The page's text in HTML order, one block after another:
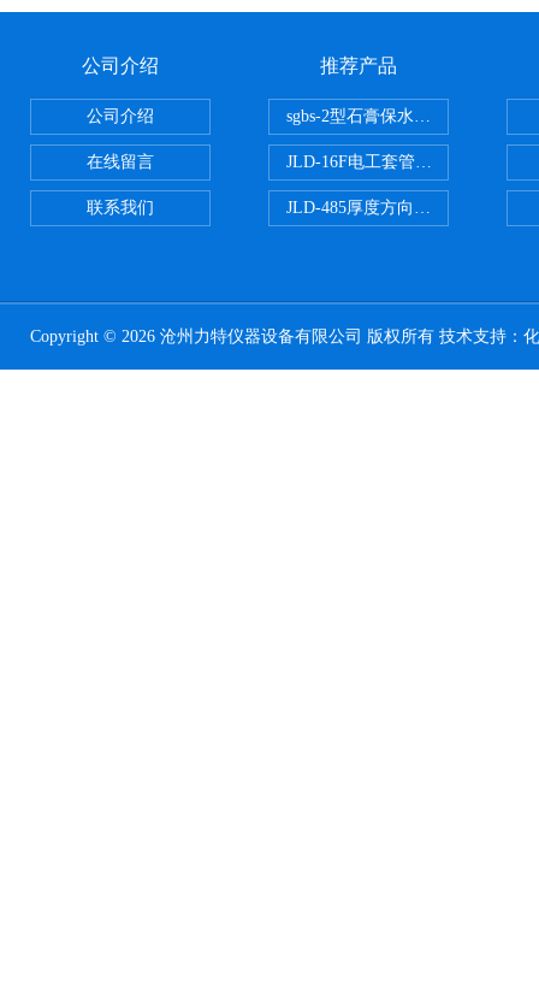
公司介绍
公司介绍
在线留言
联系我们
推荐产品
sgbs-2型石膏保水率测定仪粉刷
JLD-16F电工套管恒温水浴管材
JLD-485厚度方向性钢板拉伸试验
Copyright © 2026 沧州力特仪器设备有限公司 版权所有 技术支持：